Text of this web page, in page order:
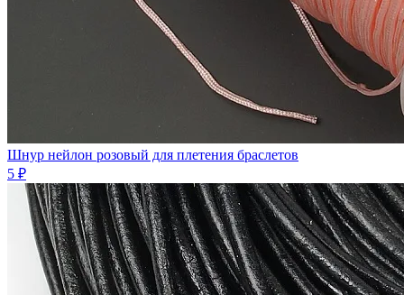
Шнур нейлон розовый для плетения браслетов
5 ₽